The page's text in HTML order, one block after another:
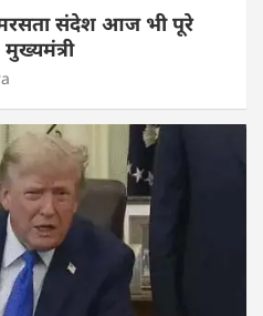
संदेश आज भी पूरे